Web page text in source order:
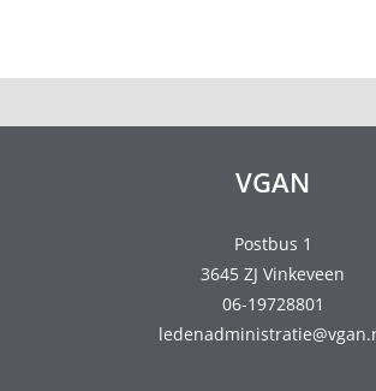
VGAN
Postbus 1
3645 ZJ Vinkeveen
06-19728801